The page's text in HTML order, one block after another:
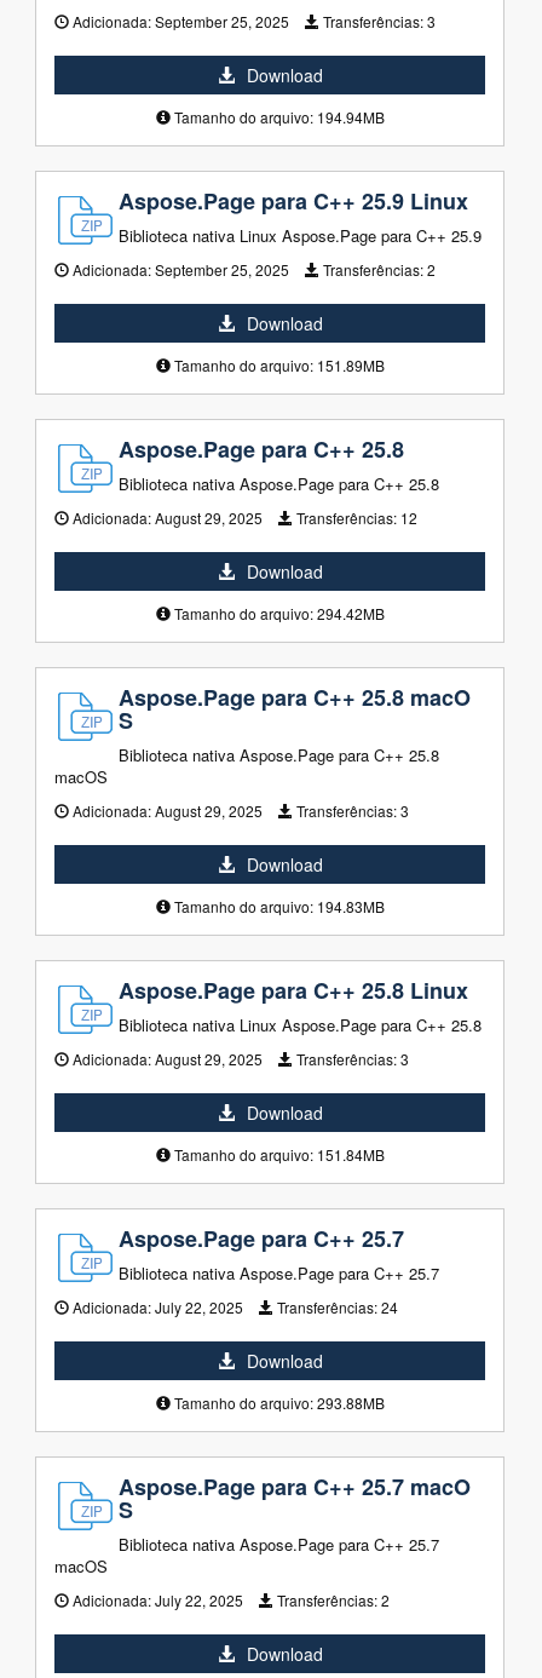
Adicionada:September 25, 2025 Transferências:3
Download
Tamanho do arquivo: 194.94MB
Aspose.Page para C++ 25.9 Linux
Biblioteca nativa Linux Aspose.Page para C++ 25.9
Adicionada:September 25, 2025 Transferências:2
Download
Tamanho do arquivo: 151.89MB
Aspose.Page para C++ 25.8
Biblioteca nativa Aspose.Page para C++ 25.8
Adicionada:August 29, 2025 Transferências: 12
Download
Tamanho do arquivo: 294.42MB
Aspose.Page para C++ 25.8 macO
S
Biblioteca nativa Aspose.Page para C++ 25.8
macOS
Adicionada:August 29, 2025 Transferências:3
Download
Tamanho do arquivo: 194.83MB
Aspose.Page para C++ 25.8 Linux
Biblioteca nativa Linux Aspose.Page para C++ 25.8
Adicionada:August 29, 2025 Transferências:3
Download
Tamanho do arquivo: 151.84MB
Aspose.Page para C++ 25.7
Biblioteca nativa Aspose.Page para C++ 25.7
Adicionada:July 22, 2025 Transferências:24
Download
Tamanho do arquivo: 293.88MB
Aspose.Page para C++ 25.7 macO
S
Biblioteca nativa Aspose.Page para C++ 25.7
macOS
Adicionada:July 22, 2025 Transferências:2
Download